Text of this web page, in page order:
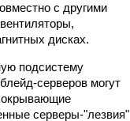
с другими
дисках.
подсистему
серверов могут
серверы-"лезвия"